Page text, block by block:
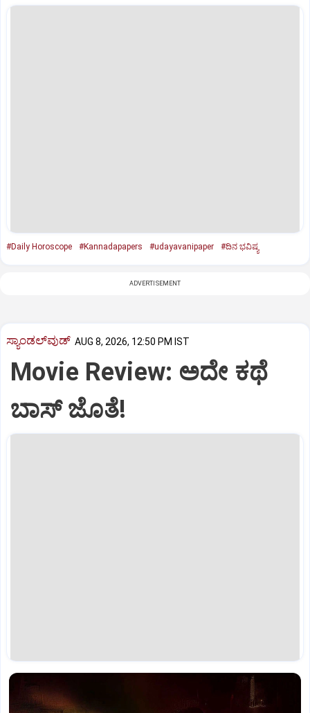
#Daily Horoscope #Kannadapapers #udayavanipaper #ದಿನ ಭವಿಷ್ಯ
ADVERTISEMENT
ಸ್ಯಾಂಡಲ್‌ವುಡ್‌ AUG 8, 2026, 12:50 PM IST
Movie Review: ಅದೇ ಕಥೆ
ಬಾಸ್‌ ಜೊತೆ!